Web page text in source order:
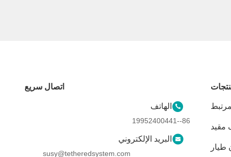
مقيد
طيار
اتصال سريع
الهاتف
86--19952400441
البريد الإلكتروني
susy@tetheredsystem.com